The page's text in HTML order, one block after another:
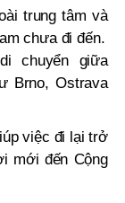
trung tâm và
chưa đi đến.
chuyển giữa
Brno, Ostrava
việc đi lại trở
mới đến Cộng